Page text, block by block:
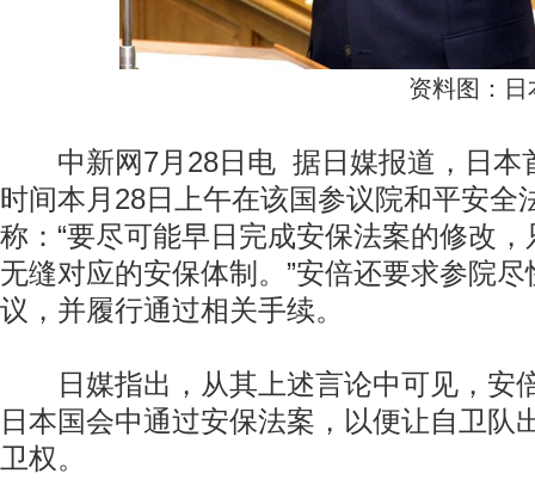
资料图：
中新网7月28日电 据日媒报道，日本
时间本月28日上午在该国参议院和平安全
称：“要尽可能早日完成安保法案的修改
无缝对应的安保体制。”安倍还要求参院
议，并履行通过相关手续。
日媒指出，从其上述言论中可见，安
日本国会中通过安保法案，以便让自卫队
卫权。